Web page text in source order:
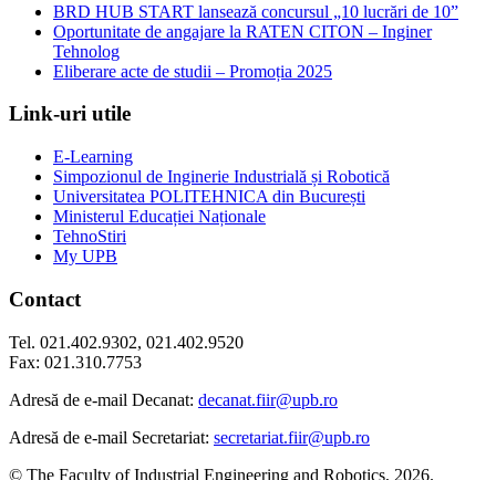
BRD HUB START lansează concursul „10 lucrări de 10”
Oportunitate de angajare la RATEN CITON – Inginer
Tehnolog
Eliberare acte de studii – Promoția 2025
Link-uri utile
E-Learning
Simpozionul de Inginerie Industrială și Robotică
Universitatea POLITEHNICA din București
Ministerul Educației Naționale
TehnoStiri
My UPB
Contact
Tel. 021.402.9302, 021.402.9520
Fax: 021.310.7753
Adresă de e-mail Decanat: decanat.fiir@upb.ro
Adresă de e-mail Secretariat: secretariat.fiir@upb.ro
© The Faculty of Industrial Engineering and Robotics, 2026.